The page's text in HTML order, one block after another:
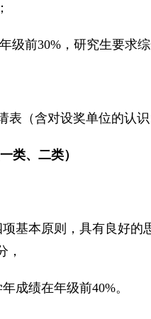
级前30%，研究生要求
表（含对设奖单位的认识
类、二类）
基本原则，具有良好
，
成绩在年级前40%。